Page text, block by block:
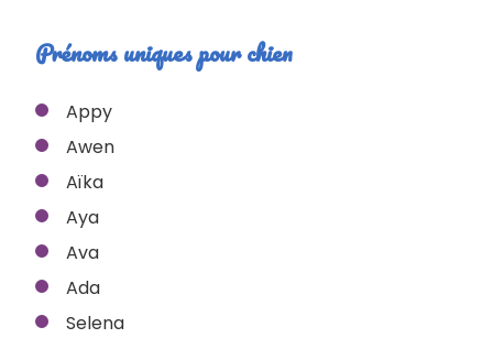
Prénoms uniques pour chien
Appy
Awen
Aïka
Aya
Ava
Ada
Selena